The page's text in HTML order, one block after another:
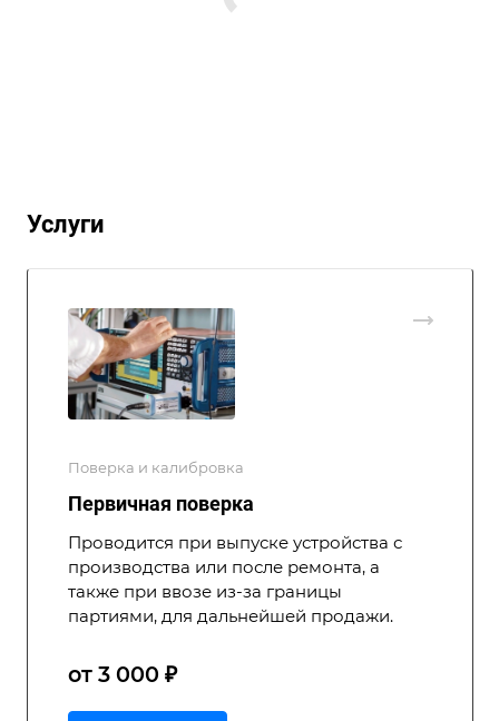
Услуги
Поверка и калибровка
Первичная поверка
Проводится при выпуске устройства с
производства или после ремонта, а
также при ввозе из-за границы
партиями, для дальнейшей продажи.
от 3 000 ₽